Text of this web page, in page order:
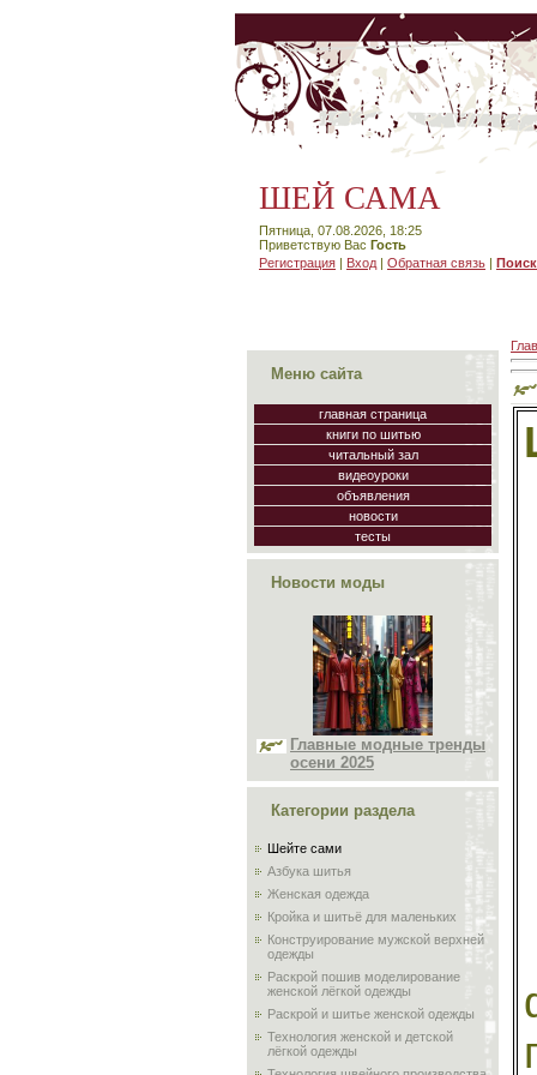
ШЕЙ САМА
Пятница, 07.08.2026, 18:25
Приветствую Вас Гость
Регистрация | Вход | Обратная связь |
Меню сайта
главная страница
книги по шитью
читальный зал
видеоуроки
объявления
новости
тесты
Новости моды
Главные модные тренды
осени 2025
Категории раздела
Шейте сами
Азбука шитья
Женская одежда
Кройка и шитьё для маленьких
Конструирование мужской верхней
одежды
Раскрой пошив моделирование
женской лёгкой одежды
Раскрой и шитье женской одежды
Технология женской и детской
лёгкой одежды